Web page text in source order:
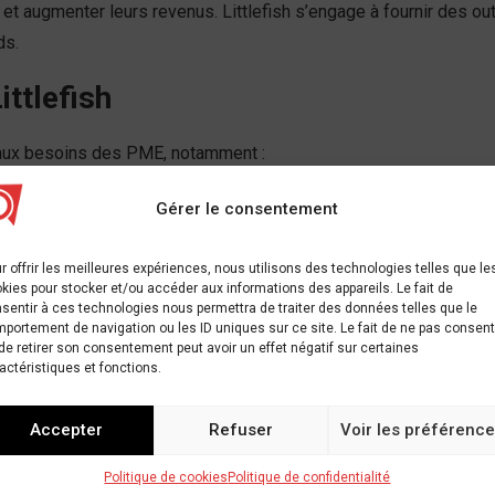
Gérer le consentement
offrir les meilleures expériences, nous utilisons des technologies telles que
pour stocker et/ou accéder aux informations des appareils. Le fait de
à ces technologies nous permettra de traiter des données telles que le
de navigation ou les ID uniques sur ce site. Le fait de ne pas
retirer son consentement peut avoir un effet négatif sur certaines
et fonctions.
Accepter Refuser Voir les
Politique de cookiesPolitique de confidentialité
augmenter leurs revenus. Littlefish s’engage à fournir des
besoins des PME, notamment :
aux entreprises de gérer leurs finances de manière
qui facilitent les transactions pour les entreprises
aider les PME à promouvoir leurs produits et services en
défis subsistent. Les PME africaines doivent faire
s’efforce de surmonter ces défis en proposant des